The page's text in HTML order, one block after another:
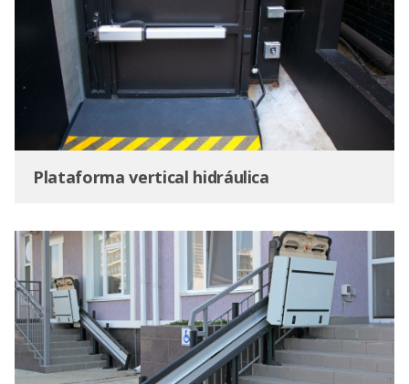
Plataforma vertical hidráulica